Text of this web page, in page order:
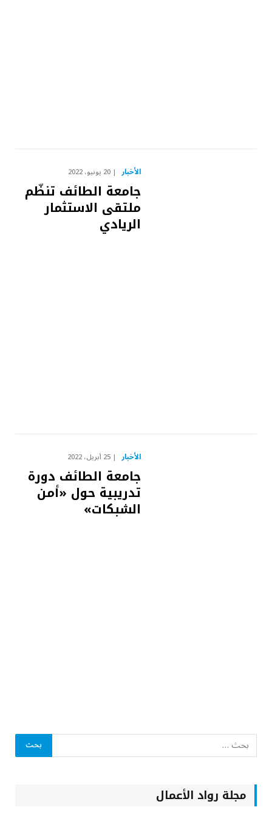
الأخبار 20 يونيو، 2022
جامعة الطائف تنظّم
ملتقى الاستثمار
الريادي
الأخبار 25 أبريل، 2022
جامعة الطائف دورة
تدريبية حول «أمن
الشبكات»
مجلة رواد الأعمال